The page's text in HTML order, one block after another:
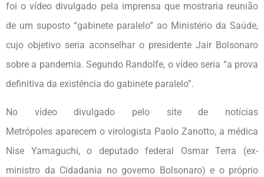
foi o vídeo divulgado pela imprensa que mostraria reunião
de um suposto “gabinete paralelo” ao Ministério da Saúde,
cujo objetivo seria aconselhar o presidente Jair Bolsonaro
sobre a pandemia. Segundo Randolfe, o vídeo seria “a prova
definitiva da existência do gabinete paralelo”.
No vídeo divulgado pelo site de notícias
Metrópoles aparecem o virologista Paolo Zanotto, a médica
Nise Yamaguchi, o deputado federal Osmar Terra (ex-
ministro da Cidadania no governo Bolsonaro) e o próprio